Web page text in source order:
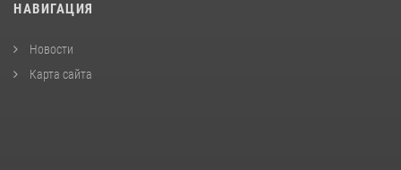
НАВИГАЦИЯ
Новости
Карта сайта